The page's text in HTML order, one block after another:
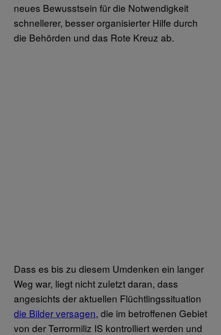
neues Bewusstsein für die Notwendigkeit
schnellerer, besser organisierter Hilfe durch
die Behörden und das Rote Kreuz ab.
Dass es bis zu diesem Umdenken ein langer
Weg war, liegt nicht zuletzt daran, dass
angesichts der aktuellen Flüchtlingssituation
die Bilder versagen, die im betroffenen Gebiet
von der Terrormiliz IS kontrolliert werden und